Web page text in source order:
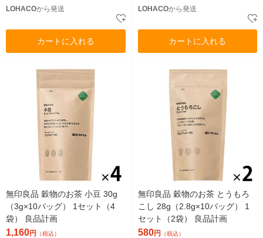
LOHACOから発送
カートに入れる
LOHACOから発送
カートに入れる
無印良品 穀物のお茶 小豆 30g
（3g×10バッグ） 1セット（4
袋） 良品計画
1,160円 （税込）
無印良品 穀物のお茶 とうもろ
こし 28g（2.8g×10バッグ） 1
セット（2袋） 良品計画
580円 （税込）